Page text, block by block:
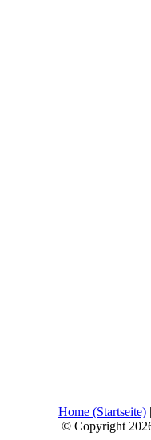
Home (Startseite)
© Copyright